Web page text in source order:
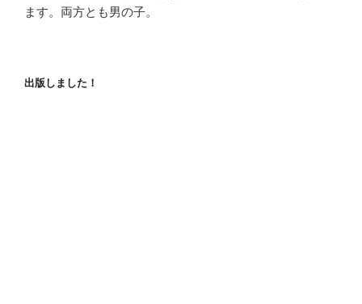
ます。両方とも男の子。
出版しました！